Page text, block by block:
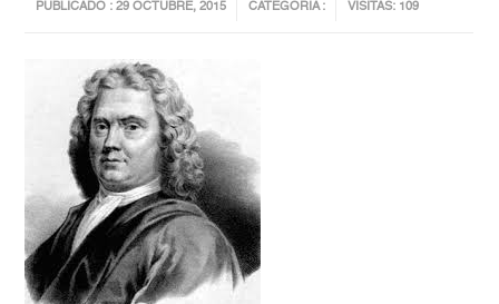
PUBLICADO : 29 OCTUBRE, 2015 CATEGORIA : VISITAS: 109